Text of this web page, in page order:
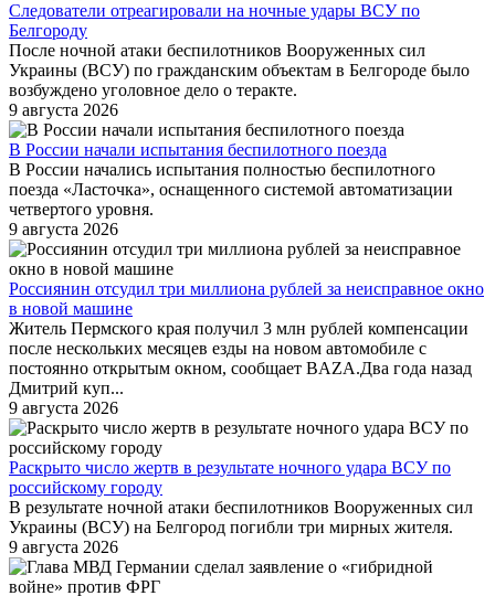
Следователи отреагировали на ночные удары ВСУ по
Белгороду
После ночной атаки беспилотников Вооруженных сил
Украины (ВСУ) по гражданским объектам в Белгороде было
возбуждено уголовное дело о теракте.
9 августа 2026
В России начали испытания беспилотного поезда
В России начались испытания полностью беспилотного
поезда «Ласточка», оснащенного системой автоматизации
четвертого уровня.
9 августа 2026
Россиянин отсудил три миллиона рублей за неисправное окно
в новой машине
Житель Пермского края получил 3 млн рублей компенсации
после нескольких месяцев езды на новом автомобиле с
постоянно открытым окном, сообщает BAZA.Два года назад
Дмитрий куп...
9 августа 2026
Раскрыто число жертв в результате ночного удара ВСУ по
российскому городу
В результате ночной атаки беспилотников Вооруженных сил
Украины (ВСУ) на Белгород погибли три мирных жителя.
9 августа 2026